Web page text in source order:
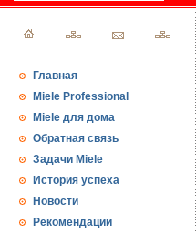
Главная
Miele Professional
Miele для дома
Обратная связь
Задачи Miele
История успеха
Новости
Рекомендации